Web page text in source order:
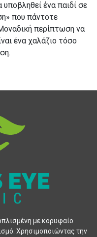
υποβληθεί ένα παιδί σε
που πάντοτε
περίπτωση να
ένα χαλάζιο τόσο
με κορυφαίο
Χρησιμοποιώντας την